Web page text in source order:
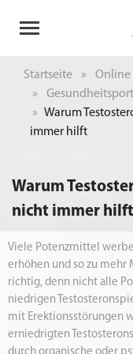
Startseite
Online
Warum
immer hilft
Warum
nicht immer hilft
Viele Potenzmittel
erhöhen und so zu mehr
richtig, denn nicht alle
niedrigen
mit Erektionsstörungen
erniedrigten